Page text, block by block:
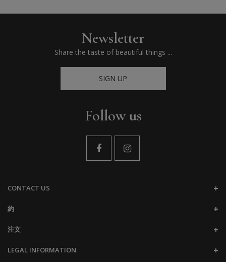
Newsletter
Share the taste of beautiful things ...
SIGN UP
Follow us
CONTACT US
約
注文
LEGAL INFORMATION